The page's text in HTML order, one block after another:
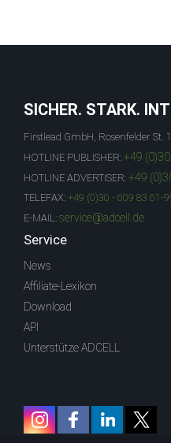
SICHER. STARK.
Firstlead GmbH, Rosenfelder St.
HOTLINE PUBLISHER: +49
HOTLINE ADVERTISER: +49
TELEFAX: +49 (0)30 - 609 83 61-
E-MAIL: service@adcell.de
Service
News
Affiliate-Lexikon
Download
API
Unterstütze ADCELL